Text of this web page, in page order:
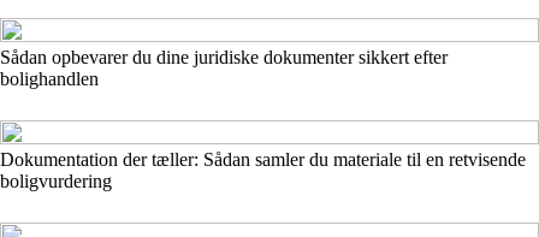
Sådan opbevarer du dine juridiske dokumenter sikkert efter
bolighandlen
Dokumentation der tæller: Sådan samler du materiale til en retvisende
boligvurdering